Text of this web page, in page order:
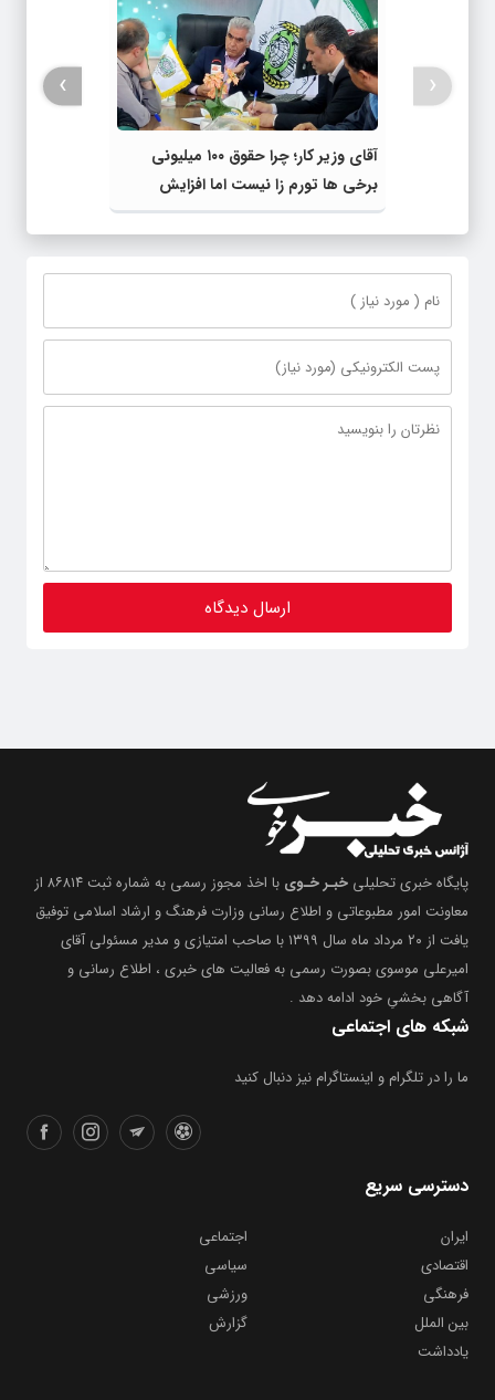
آقای وزیر کار؛ چرا حقوق ۱۰۰ میلیونی
برخی ها تورم زا نیست اما افزایش
قانونی حقوق کارگران تورم زا است؟
‹
›
پایگاه خبری تحلیلی خبـر خـوی
با اخذ مجوز رسمی به شماره ثبت ۸۶۸۱۴ از
معاونت امور مطبوعاتی و اطلاع رسانی وزارت فرهنگ و ارشاد اسلامی توفیق
یافت از ۲۰ مرداد ماه سال ۱۳۹۹ با صاحب امتیازی و مدیر مسئولی آقای
امیرعلی موسوی بصورت رسمی به فعالیت های خبری ، اطلاع رسانی و
آگاهی بخشیِ خود ادامه دهد .
شبکه های اجتماعی
ما را در تلگرام و اینستاگرام نیز دنبال کنید
دسترسی سریع
ایران
اجتماعی
اقتصادی
سیاسی
فرهنگی
ورزشی
بین الملل
گزارش
یادداشت